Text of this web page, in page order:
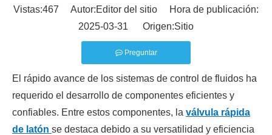
Vistas:467 Autor:Editor del sitio Hora de publicación:
2025-03-31 Origen:Sitio
Preguntar
El rápido avance de los sistemas de control de fluidos ha
requerido el desarrollo de componentes eficientes y
confiables. Entre estos componentes, la válvula rápida
de latón se destaca debido a su versatilidad y eficiencia